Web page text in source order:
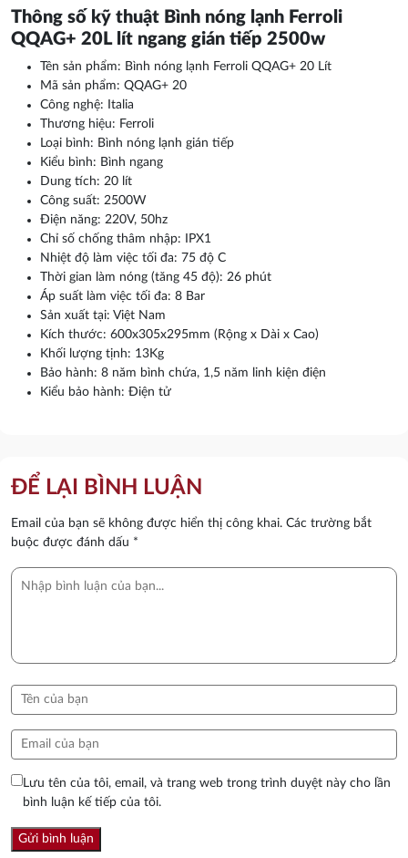
Thông số kỹ thuật Bình nóng lạnh Ferroli
QQAG+ 20L lít ngang gián tiếp 2500w
Tên sản phẩm: Bình nóng lạnh Ferroli QQAG+ 20 Lít
Mã sản phẩm: QQAG+ 20
Công nghệ: Italia
Thương hiệu: Ferroli
Loại bình: Bình nóng lạnh gián tiếp
Kiểu bình: Bình ngang
Dung tích: 20 lít
Công suất: 2500W
Điện năng: 220V, 50hz
Chỉ số chống thâm nhập: IPX1
Nhiệt độ làm việc tối đa: 75 độ C
Thời gian làm nóng (tăng 45 độ): 26 phút
Áp suất làm việc tối đa: 8 Bar
Sản xuất tại: Việt Nam
Kích thước: 600x305x295mm (Rộng x Dài x Cao)
Khối lượng tịnh: 13Kg
Bảo hành: 8 năm bình chứa, 1,5 năm linh kiện điện
Kiểu bảo hành: Điện tử
ĐỂ LẠI BÌNH LUẬN
Email của bạn sẽ không được hiển thị công khai. Các trường bắt
buộc được đánh dấu *
Lưu tên của tôi, email, và trang web trong trình duyệt này cho lần
bình luận kế tiếp của tôi.